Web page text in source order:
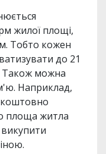
жилої площі,
Тобто кожен
до 21
Також можна
Наприклад,
площа житла